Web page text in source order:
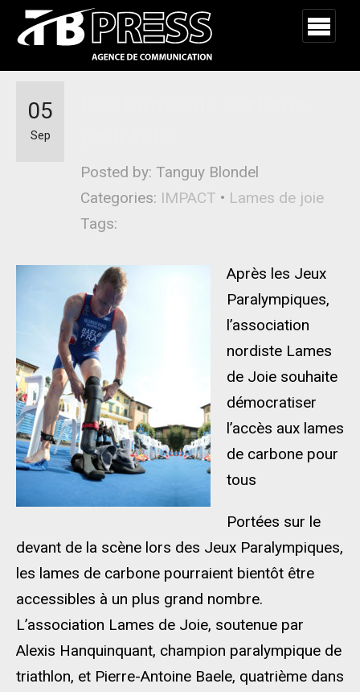
Posted by: Tanguy Blondel
Categories: IMPACT • Lames de joie
Tags:
05
Sep
Après les Jeux
Paralympiques,
l’association
nordiste Lames
de Joie souhaite
démocratiser
l’accès aux lames
de carbone pour
tous
Portées sur le
devant de la scène lors des Jeux Paralympiques,
les lames de carbone pourraient bientôt être
accessibles à un plus grand nombre.
L’association Lames de Joie, soutenue par
Alexis Hanquinquant, champion paralympique de
triathlon, et Pierre-Antoine Baele, quatrième dans